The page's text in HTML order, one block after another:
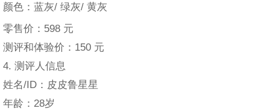
颜色：蓝灰/ 绿灰/ 黄灰
零售价：598 元
测评和体验价：150 元
4. 测评人信息
姓名/ID：皮皮鲁星星
年龄：28岁